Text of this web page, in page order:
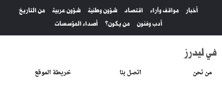
أخبار مواقف وآراء اقتصاد شؤون وطنية شؤون عربية
من التاريخ
أدب وفنون
من يكون؟ أصداء المؤسسات
في ليدرز
من نحن اتصل بنا خريطة الموقع